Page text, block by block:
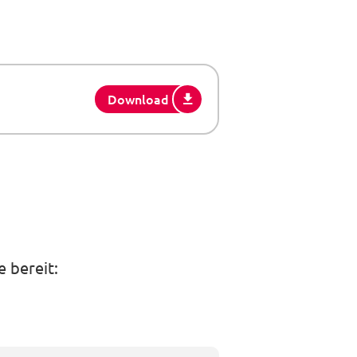
Download
bereit: